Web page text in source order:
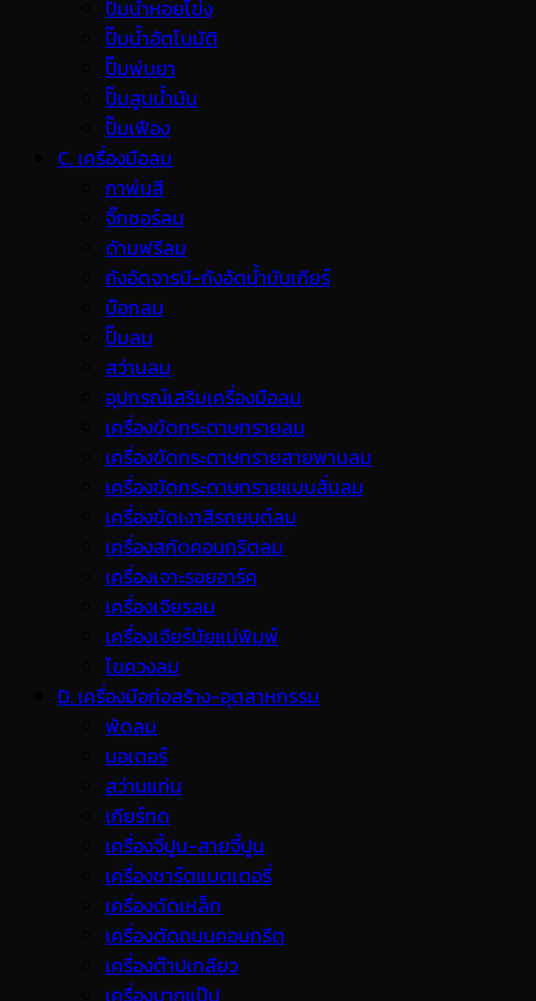
ปั๊มน้ำหอยโข่ง
ปั๊มน้ำอัตโนมัติ
ปั๊มพ่นยา
ปั๊มสูบน้ำมัน
ปั๊มเฟือง
C. เครื่องมือลม
กาพ่นสี
จิ๊กซอร์ลม
ด้ามฟรีลม
ถังอัดจารบี-ถังอัดน้ำมันเกียร์
บ๊อกลม
ปั๊มลม
สว่านลม
อุปกรณ์เสริมเครื่องมือลม
เครื่องขัดกระดาษทรายลม
เครื่องขัดกระดาษทรายสายพานลม
เครื่องขัดกระดาษทรายแบบสั่นลม
เครื่องขัดเงาสีรถยนต์ลม
เครื่องสกัดคอนกรีตลม
เครื่องเจาะรอยอาร์ค
เครื่องเจียรลม
เครื่องเจียร์นัยแม่พิมพ์
ไขควงลม
D. เครื่องมือก่อสร้าง-อุตสาหกรรม
พ้ดลม
มอเตอร์
สว่านแท่น
เกียร์ทด
เครื่องจี้ปูน-สายจี้ปูน
เครื่องชาร์ตแบตเตอรี่
เครื่องดัดเหล็ก
เครื่องตัดถนนคอนกรีต
เครื่องต๊าปเกลียว
เครื่องบากแป๊ป